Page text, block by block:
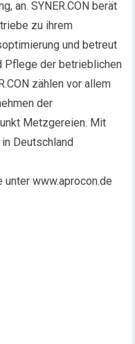
an. SYNER.CON berät
zu ihrem
und betreut
Pflege der betrieblichen
zählen vor allem
der
Metzgereien. Mit
Deutschland
www.aprocon.de